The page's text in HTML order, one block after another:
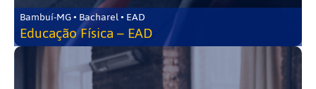
Bambuí-MG • Bacharel • EAD
Educação Física – EAD